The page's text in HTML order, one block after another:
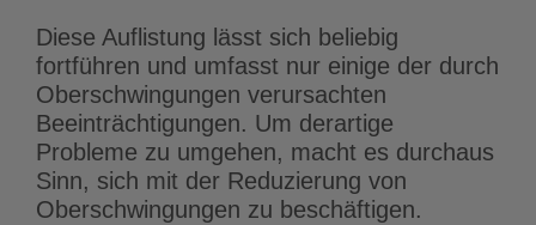
Diese Auflistung lässt sich beliebig
fortführen und umfasst nur einige der durch
Oberschwingungen verursachten
Beeinträchtigungen. Um derartige
Probleme zu umgehen, macht es durchaus
Sinn, sich mit der Reduzierung von
Oberschwingungen zu beschäftigen.